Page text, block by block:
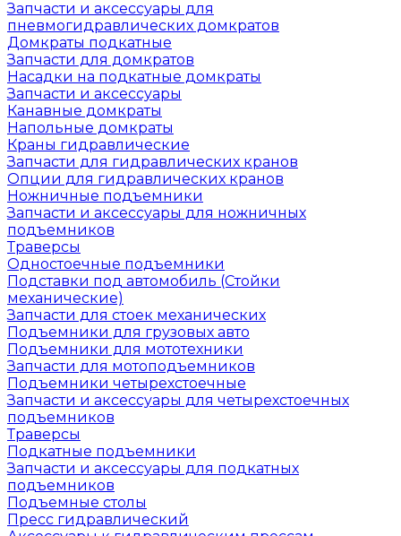
Запчасти и аксессуары для
пневмогидравлических домкратов
Домкраты подкатные
Запчасти для домкратов
Насадки на подкатные домкраты
Запчасти и аксессуары
Канавные домкраты
Напольные домкраты
Краны гидравлические
Запчасти для гидравлических кранов
Опции для гидравлических кранов
Ножничные подъемники
Запчасти и аксессуары для ножничных
подъемников
Траверсы
Одностоечные подъемники
Подставки под автомобиль (Стойки
механические)
Запчасти для стоек механических
Подъемники для грузовых авто
Подъемники для мототехники
Запчасти для мотоподъемников
Подъемники четырехстоечные
Запчасти и аксессуары для четырехстоечных
подъемников
Траверсы
Подкатные подъемники
Запчасти и аксессуары для подкатных
подъемников
Подъемные столы
Пресс гидравлический